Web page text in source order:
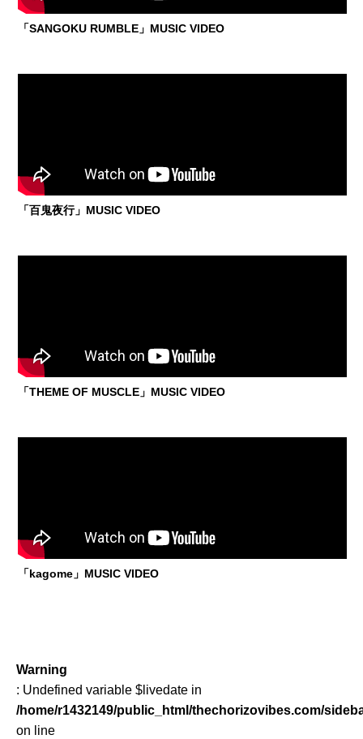
「SANGOKU RUMBLE」MUSIC VIDEO
「百鬼夜行」MUSIC VIDEO
「THEME OF MUSCLE」MUSIC VIDEO
「kagome」MUSIC VIDEO
Warning
: Undefined variable $livedate in
/home/r1432149/public_html/thechorizovibes.com/
on line